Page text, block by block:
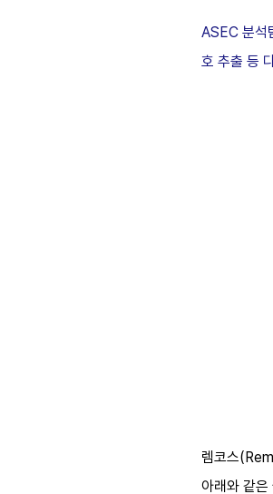
ASEC 분석
호 추출 등
렘코스
아래와 같은